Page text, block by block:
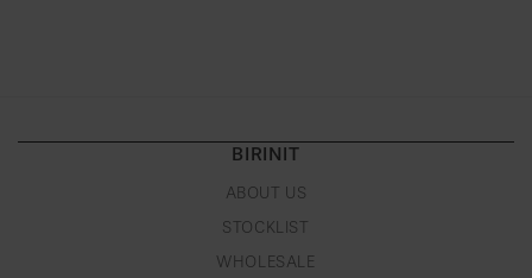
BIRINIT
ABOUT US
STOCKLIST
WHOLESALE